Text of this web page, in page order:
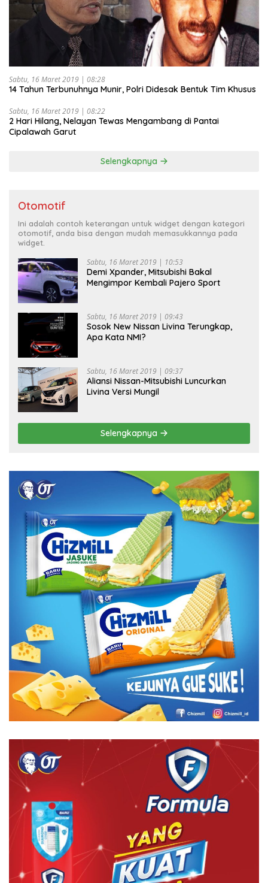
Sabtu, 16 Maret 2019 | 08:28
14 Tahun Terbunuhnya Munir, Polri Didesak Bentuk Tim Khusus
Sabtu, 16 Maret 2019 | 08:22
2 Hari Hilang, Nelayan Tewas Mengambang di Pantai
Cipalawah Garut
Selengkapnya
Otomotif
Ini adalah contoh keterangan untuk widget dengan kategori
otomotif, anda bisa dengan mudah memasukkannya pada
widget.
Sabtu, 16 Maret 2019 | 10:53
Demi Xpander, Mitsubishi Bakal
Mengimpor Kembali Pajero Sport
Sabtu, 16 Maret 2019 | 09:43
Sosok New Nissan Livina Terungkap,
Apa Kata NMI?
Sabtu, 16 Maret 2019 | 09:37
Aliansi Nissan-Mitsubishi Luncurkan
Livina Versi Mungil
Selengkapnya